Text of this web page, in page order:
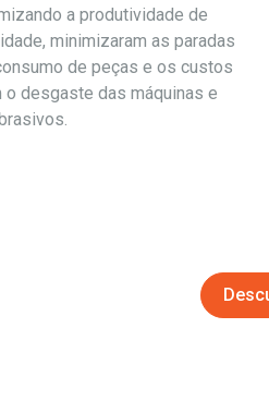
a produtividade de
minimizaram as paradas
de peças e os custos
o desgaste das máquinas e